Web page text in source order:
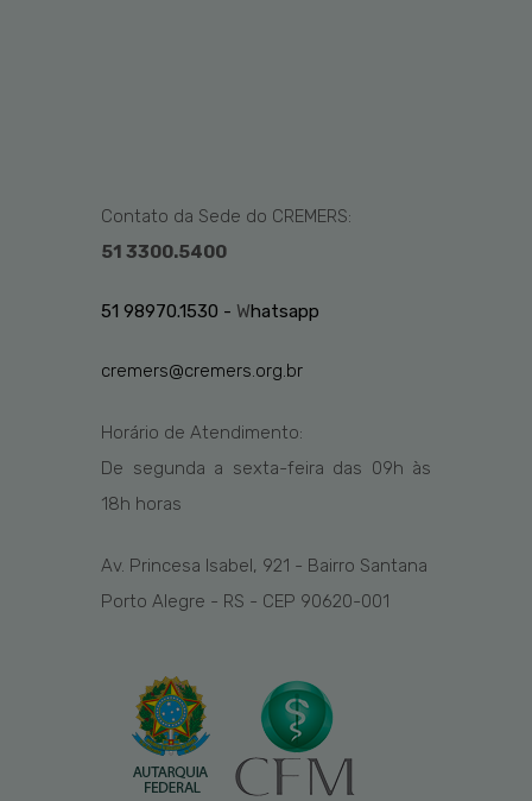
Contato da Sede do CREMERS:
51 3300.5400
51 98970.1530 - Whatsapp
cremers@cremers.org.br
Horário de Atendimento:
De segunda a sexta-feira das 09h às
18h horas
Av. Princesa Isabel, 921 - Bairro Santana
Porto Alegre - RS - CEP 90620-001